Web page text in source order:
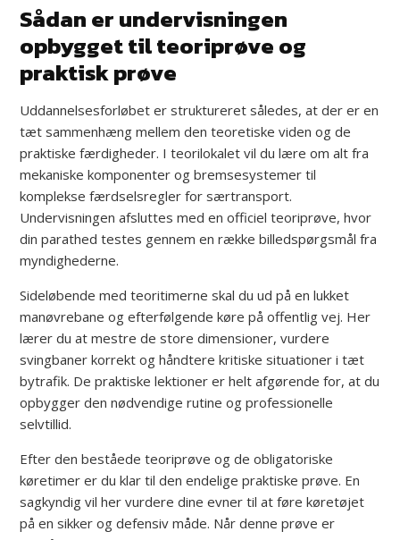
Sådan er undervisningen
opbygget til teoriprøve og
praktisk prøve
Uddannelsesforløbet er struktureret således, at der er en
tæt sammenhæng mellem den teoretiske viden og de
praktiske færdigheder. I teorilokalet vil du lære om alt fra
mekaniske komponenter og bremsesystemer til
komplekse færdselsregler for særtransport.
Undervisningen afsluttes med en officiel teoriprøve, hvor
din parathed testes gennem en række billedspørgsmål fra
myndighederne.
Sideløbende med teoritimerne skal du ud på en lukket
manøvrebane og efterfølgende køre på offentlig vej. Her
lærer du at mestre de store dimensioner, vurdere
svingbaner korrekt og håndtere kritiske situationer i tæt
bytrafik. De praktiske lektioner er helt afgørende for, at du
opbygger den nødvendige rutine og professionelle
selvtillid.
Efter den beståede teoriprøve og de obligatoriske
køretimer er du klar til den endelige praktiske prøve. En
sagkyndig vil her vurdere dine evner til at føre køretøjet
på en sikker og defensiv måde. Når denne prøve er